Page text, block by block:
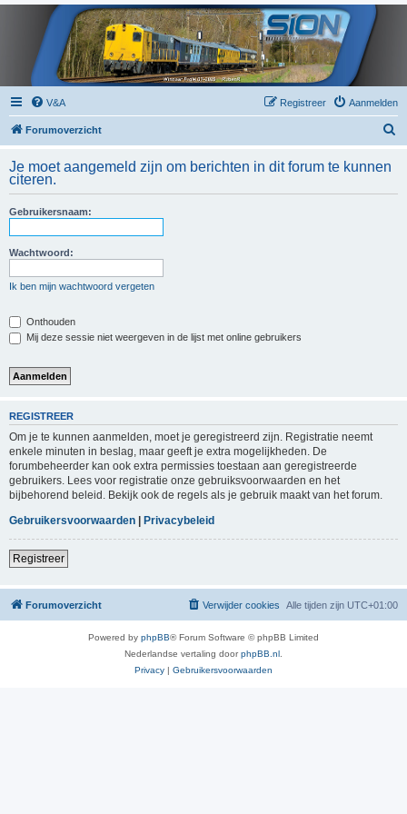
V&A Aanmelden
Registreer
Forumoverzicht
k
Je moet aangemeld zijn om berichten in dit forum te kunnen
citeren.
Gebruikersnaam:
Wachtwoord:
Ik ben mijn wachtwoord vergeten
Onthouden
Mij deze sessie niet weergeven in de lijst met online gebruikers
REGISTREER
Om je te kunnen aanmelden, moet je geregistreerd zijn. Registratie neemt
enkele minuten in beslag, maar geeft je extra mogelijkheden. De
forumbeheerder kan ook extra permissies toestaan aan geregistreerde
gebruikers. Lees voor registratie onze gebruiksvoorwaarden en het
bijbehorend beleid. Bekijk ook de regels als je gebruik maakt van het forum.
Gebruikersvoorwaarden
Privacybeleid
Registreer
Forumoverzicht Alle tijden zijn UTC+01:00
Verwijder cookies
Powered by phpBB® Forum Software © phpBB Limited
Nederlandse vertaling doorphpBB.nl.
Privacy | Gebruikersvoorwaarden